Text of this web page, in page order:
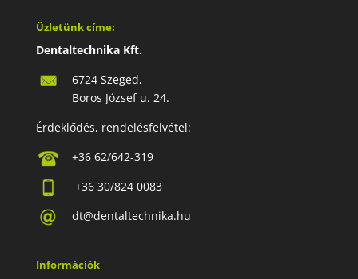
Üzletünk címe:
Dentaltechnika Kft.
6724 Szeged,
Boros József u. 24.
Érdeklődés, rendelésfelvétel:
+36 62/642-319
+36 30/824 0083
dt@dentaltechnika.hu
Információk